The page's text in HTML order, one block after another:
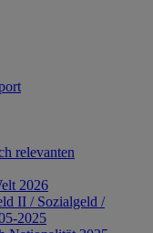
relevanten
2026
II / Sozialgeld /
2025